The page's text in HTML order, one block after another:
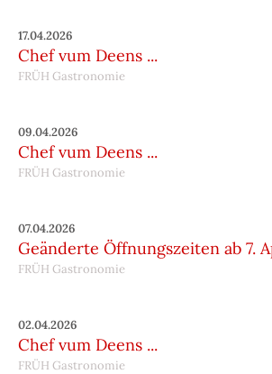
17.04.2026
Chef vum Deens ...
FRÜH Gastronomie
09.04.2026
Chef vum Deens ...
FRÜH Gastronomie
07.04.2026
Geänderte Öffnungszeiten ab 7.
FRÜH Gastronomie
02.04.2026
Chef vum Deens ...
FRÜH Gastronomie